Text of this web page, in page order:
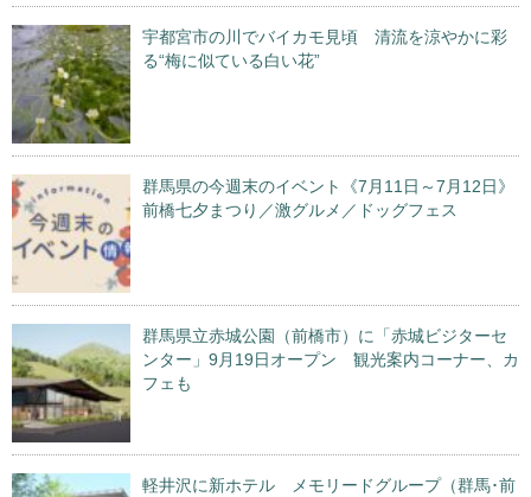
宇都宮市の川でバイカモ見頃 清流を涼やかに彩
る“梅に似ている白い花”
群馬県の今週末のイベント《7月11日～7月12日》
前橋七夕まつり／激グルメ／ドッグフェス
群馬県立赤城公園（前橋市）に「赤城ビジターセ
ンター」9月19日オープン 観光案内コーナー、カ
フェも
軽井沢に新ホテル メモリードグループ（群馬･前